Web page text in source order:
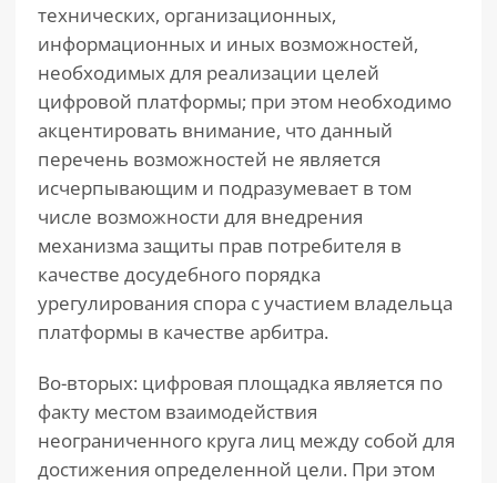
технических, организационных,
информационных и иных возможностей,
необходимых для реализации целей
цифровой платформы; при этом необходимо
акцентировать внимание, что данный
перечень возможностей не является
исчерпывающим и подразумевает в том
числе возможности для внедрения
механизма защиты прав потребителя в
качестве досудебного порядка
урегулирования спора с участием владельца
платформы в качестве арбитра.
Во-вторых: цифровая площадка является по
факту местом взаимодействия
неограниченного круга лиц между собой для
достижения определенной цели. При этом